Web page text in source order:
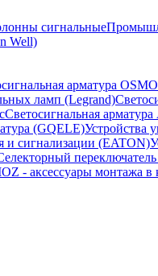
сигнальные
Well)
арматура
ламп (Legrand)
Светосигнальная
(GQELE)Устройства
и сигнализации (EATON)
переключатель
- аксессуары монтажа в